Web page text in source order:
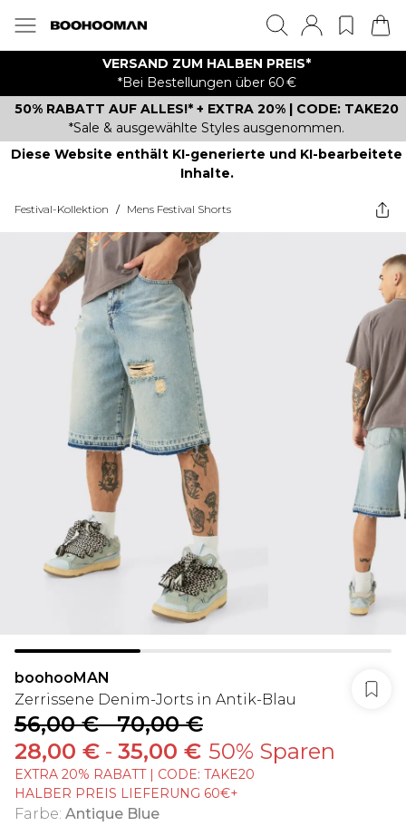
VERSAND ZUM HALBEN PREIS*
*Bei Bestellungen über 60 €
50% RABATT AUF ALLES!* + EXTRA 20% | CODE: TAKE20
*Sale & ausgewählte Styles ausgenommen.
Diese Website enthält KI-generierte und KI-bearbeitete
Inhalte.
Festival-Kollektion / Mens Festival Shorts
boohooMAN
Zerrissene Denim-Jorts in Antik-Blau
56,00 €-70,00 €
28,00 € - 35,00 € 50% Sparen
EXTRA 20% RABATT | CODE: TAKE20
HALBER PREIS LIEFERUNG 60€+
Farbe: Antique Blue